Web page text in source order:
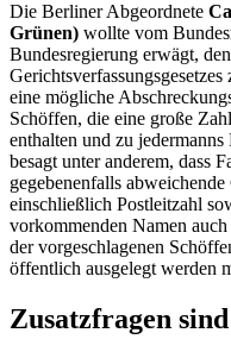
Die Berliner Abgeordnete
Grünen) wollte vom
Bundesregierung erwägt,
eine mögliche
Schöffen, die eine große
enthalten und zu
besagt unter anderem, dass
gegebenenfalls
einschließlich Postleitzahl
vorkommenden Namen
der vorgeschlagenen
öffentlich ausgelegt werden
Zusatzfragen